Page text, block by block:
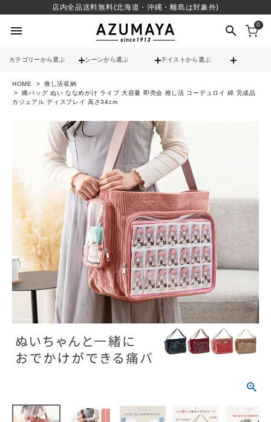
店内全品送料無料(北海道・沖縄・離島は対象外)
menu search 0
カテゴリーから選ぶ シーンから選ぶ テイストから選ぶ
check 送料無料
12時までのご注文で当日出荷
※営業日(平日)に限る
search
contact_supportよくある質問
call 052-241-3103
schedule
ACCOUNT MENU
ようこそ ゲスト 様
meeting_room ログイン person 会員登録
シーンから選ぶ
HOME
推し活収納
痛バッグ ぬい ななめがけ ライブ 大容量 即売会 推し活 コーデュロイ 綿 完成品
カジュアル ディスプレイ 高さ34cm